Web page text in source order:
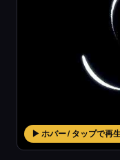
▶ ホバー / タップで再